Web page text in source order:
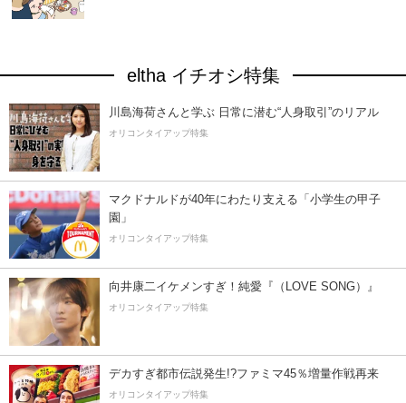
eltha イチオシ特集
川島海荷さんと学ぶ 日常に潜む“人身取引”のリアル
オリコンタイアップ特集
マクドナルドが40年にわたり支える「小学生の甲子
園」
オリコンタイアップ特集
向井康二イケメンすぎ！純愛『（LOVE SONG）』
オリコンタイアップ特集
デカすぎ都市伝説発生!?ファミマ45％増量作戦再来
オリコンタイアップ特集